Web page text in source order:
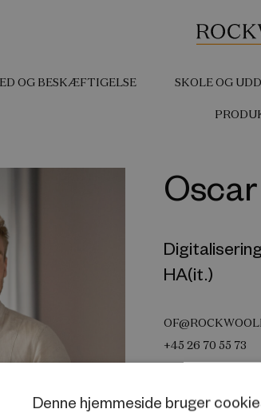
OG BESKÆFTIGELSE SKOLE OG
HA(it.)
+45 26 70 55 73
Denne hjemmeside bruger